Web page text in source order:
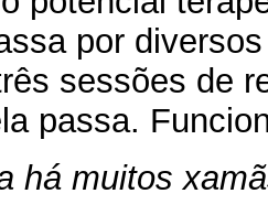
por
sessões de
passa.
há muitos